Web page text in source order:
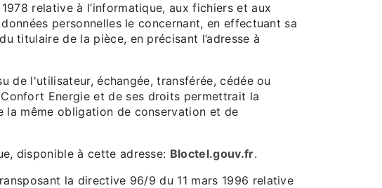
relative à l’informatique, aux fichiers et aux
personnelles le concernant, en effectuant sa
titulaire de la pièce, en précisant l’adresse à
de l'utilisateur, échangée, transférée, cédée ou
Energie et de ses droits permettrait la
la même obligation de conservation et de
disponible à cette adresse: Bloctel.gouv.fr.
la directive 96/9 du 11 mars 1996 relative